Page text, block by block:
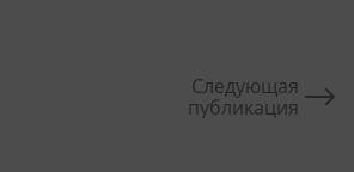
Следующая
публикация